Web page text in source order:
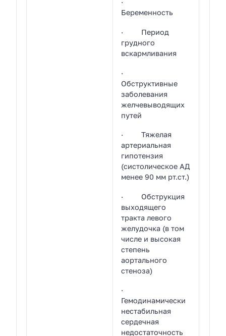
·
Беременность
· Период
грудного
вскармливания
·
Обструктивные
заболевания
желчевыводящих
путей
· Тяжелая
артериальная
гипотензия
(систолическое АД
менее 90 мм рт.ст.)
· Обструкция
выходящего
тракта левого
желудочка (в том
числе и высокая
степень
аортального
стеноза)
·
Гемодинамически
нестабильная
сердечная
недостаточность